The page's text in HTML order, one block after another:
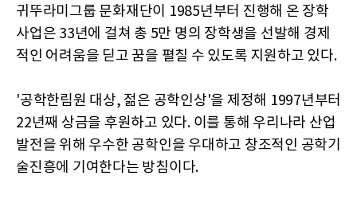
귀뚜라미그룹 문화재단이 1985년부터 진행해 온 장학
사업은 33년에 걸쳐 총 5만 명의 장학생을 선발해 경제
적인 어려움을 딛고 꿈을 펼칠 수 있도록 지원하고 있다.
'공학한림원 대상, 젊은 공학인상'을 제정해 1997년부터
22년째 상금을 후원하고 있다. 이를 통해 우리나라 산업
발전을 위해 우수한 공학인을 우대하고 창조적인 공학기
술진흥에 기여한다는 방침이다.